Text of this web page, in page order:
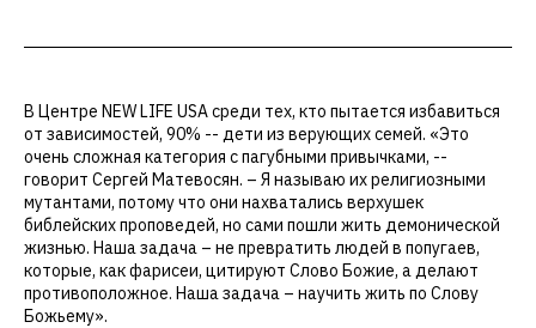
В Центре NEW LIFE USA среди тех, кто пытается избавиться
от зависимостей, 90% -- дети из верующих семей. «Это
очень сложная категория с пагубными привычками, --
говорит Сергей Матевосян. – Я называю их религиозными
мутантами, потому что они нахватались верхушек
библейских проповедей, но сами пошли жить демонической
жизнью. Наша задача – не превратить людей в попугаев,
которые, как фарисеи, цитируют Слово Божие, а делают
противоположное. Наша задача – научить жить по Слову
Божьему».